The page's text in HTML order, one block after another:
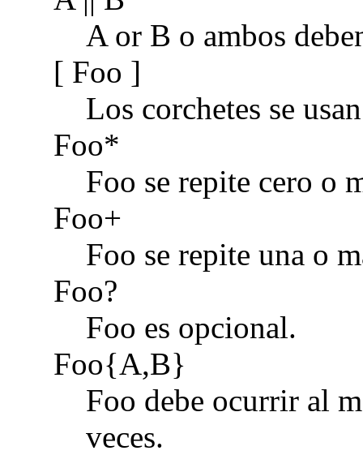
A or B o ambos
[ Foo ]
Los corchetes se
Foo*
Foo se repite cero o
Foo+
Foo se repite una o
Foo?
Foo es opcional.
Foo{A,B}
Foo debe ocurrir al
veces.